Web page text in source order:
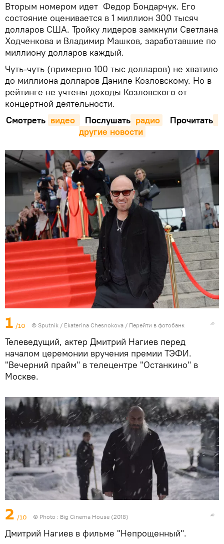
Вторым номером идет Федор Бондарчук. Его
состояние оценивается в 1 миллион 300 тысяч
долларов США. Тройку лидеров замкнули Светлана
Ходченкова и Владимир Машков, заработавшие по
миллиону долларов каждый.
Чуть-чуть (примерно 100 тыс долларов) не хватило
до миллиона долларов Даниле Козловскому. Но в
рейтинге не учтены доходы Козловского от
концертной деятельности.
Смотреть видео Послушать радио
Прочитать
другие новости
1 /10 © Sputnik / Ekaterina Chesnokova / Перейти в фотобанк
Телеведущий, актер Дмитрий Нагиев перед
началом церемонии вручения премии ТЭФИ.
"Вечерний прайм" в телецентре "Останкино" в
Москве.
2 /10 © Photo : Big Cinema House (2018)
Дмитрий Нагиев в фильме "Непрощенный".